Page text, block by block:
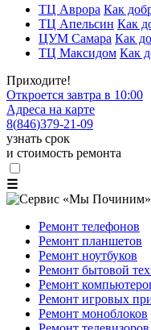
ТЦ Аврора Как
ТЦ Апельсин Как
ЦУМ Самара Как
ТЦ Максидом Как
Приходите!
Откроется завтра в 10:00
Адреса на карте
8(846)379-21-09
узнать срок
и стоимость ремонта
☰
Ремонт телефонов
Ремонт планшетов
Ремонт ноутбуков
Ремонт бытовой
Ремонт
Ремонт игровых
Ремонт моноблоков